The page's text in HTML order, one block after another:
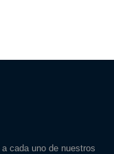
cada uno de nuestros